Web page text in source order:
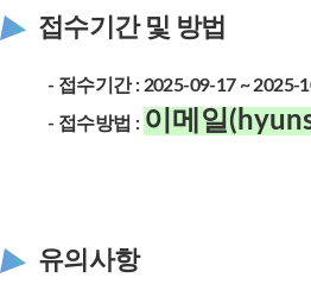
접수기간 및 방법
- 접수기간 : 2025-09-17 ~ 2025-
- 접수방법 : 이메일
유의사항